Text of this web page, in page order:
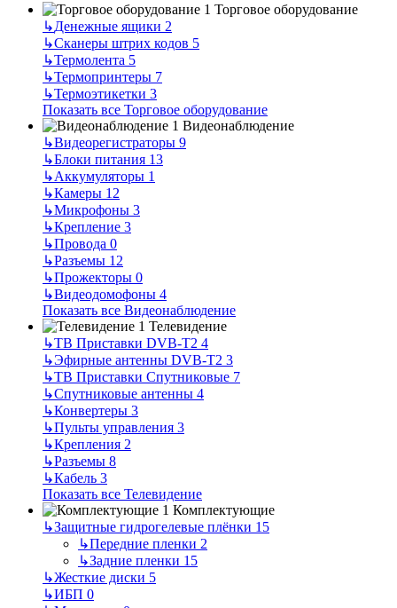
Торговое оборудование
↳Денежные ящики 2
↳Сканеры штрих кодов 5
↳Термолента 5
↳Термопринтеры 7
↳Термоэтикетки 3
Показать все Торговое оборудование
Видеонаблюдение
↳Видеорегистраторы 9
↳Блоки питания 13
↳Аккумуляторы 1
↳Камеры 12
↳Микрофоны 3
↳Крепление 3
↳Провода 0
↳Разъемы 12
↳Прожекторы 0
↳Видеодомофоны 4
Показать все Видеонаблюдение
Телевидение
↳ТВ Приставки DVB-T2 4
↳Эфирные антенны DVB-T2 3
↳ТВ Приставки Спутниковые 7
↳Спутниковые антенны 4
↳Конвертеры 3
↳Пульты управления 3
↳Крепления 2
↳Разъемы 8
↳Кабель 3
Показать все Телевидение
Комплектующие
↳Защитные гидрогелевые плёнки 15
↳Передние пленки 2
↳Задние пленки 15
↳Жесткие диски 5
↳ИБП 0